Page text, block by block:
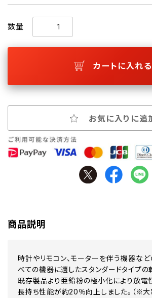
数量
カートに入れる
お気に入りに追
商品説明
時計やリモコン、モーターを伴う機器な
べての機器に適したスタンダードタイプの
既存製品より亜鉛粉の極小化により放電
長持ち性能が約20％向上しました。（※